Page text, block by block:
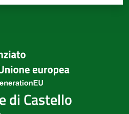
di Castello